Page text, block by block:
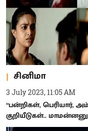
சினிமா
3 July 2023, 11:05 AM
“பன்றிகள், பெரியார்,
குறியீடுகள்..